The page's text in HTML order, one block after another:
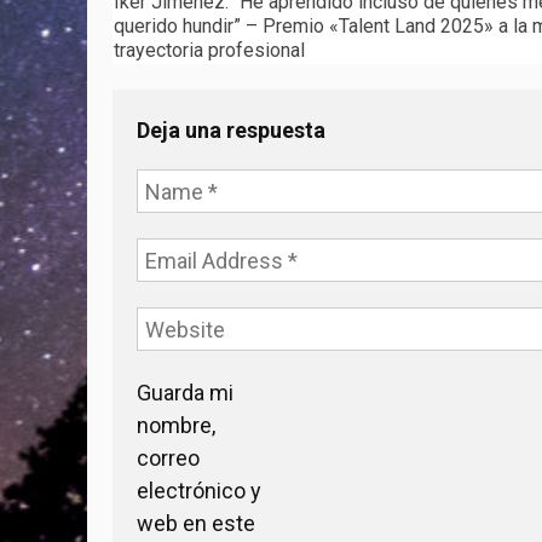
navigation
querido hundir” – Premio «Talent Land 2025» a la
trayectoria profesional
Deja una respuesta
Guarda mi
nombre,
correo
electrónico y
web en este